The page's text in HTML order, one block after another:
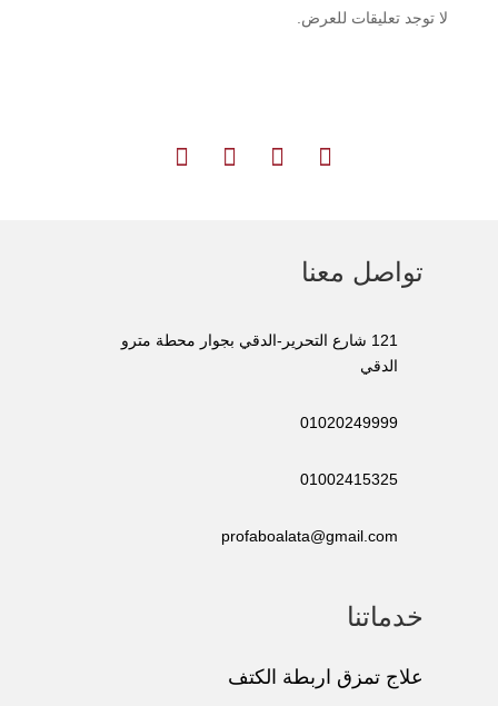
لا توجد تعليقات للعرض.




تواصل معنا
121 شارع التحرير-الدقي بجوار محطة مترو
الدقي
01020249999
01002415325
profaboalata@gmail.com
خدماتنا
علاج تمزق اربطة الكتف